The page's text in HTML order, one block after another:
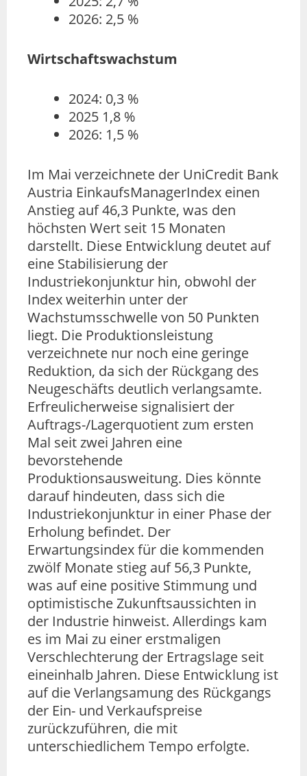
2026: 2,5 %
Wirtschaftswachstum
2024: 0,3 %
2025 1,8 %
2026: 1,5 %
Im Mai verzeichnete der UniCredit Bank
Austria EinkaufsManagerIndex einen
Anstieg auf 46,3 Punkte, was den
höchsten Wert seit 15 Monaten
darstellt. Diese Entwicklung deutet auf
eine Stabilisierung der
Industriekonjunktur hin, obwohl der
Index weiterhin unter der
Wachstumsschwelle von 50 Punkten
liegt. Die Produktionsleistung
verzeichnete nur noch eine geringe
Reduktion, da sich der Rückgang des
Neugeschäfts deutlich verlangsamte.
Erfreulicherweise signalisiert der
Auftrags-/Lagerquotient zum ersten
Mal seit zwei Jahren eine
bevorstehende
Produktionsausweitung. Dies könnte
darauf hindeuten, dass sich die
Industriekonjunktur in einer Phase der
Erholung befindet. Der
Erwartungsindex für die kommenden
zwölf Monate stieg auf 56,3 Punkte,
was auf eine positive Stimmung und
optimistische Zukunftsaussichten in
der Industrie hinweist. Allerdings kam
es im Mai zu einer erstmaligen
Verschlechterung der Ertragslage seit
eineinhalb Jahren. Diese Entwicklung ist
auf die Verlangsamung des Rückgangs
der Ein- und Verkaufspreise
zurückzuführen, die mit
unterschiedlichem Tempo erfolgte.